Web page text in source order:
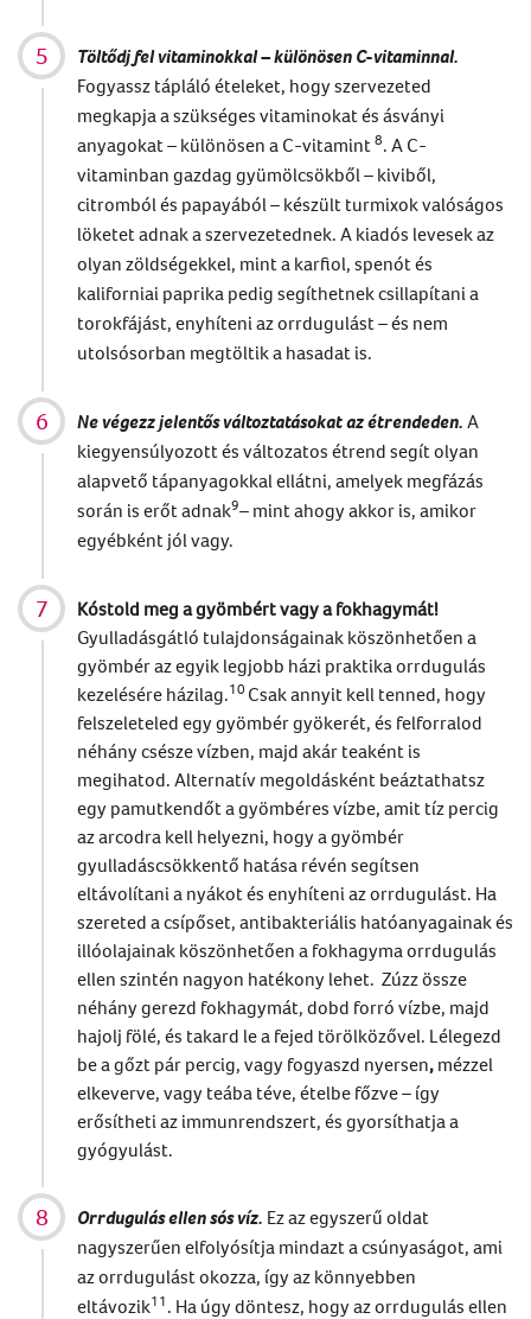
Töltődj fel vitaminokkal – különösen C-vitaminnal.
Fogyassz tápláló ételeket, hogy szervezeted
megkapja a szükséges vitaminokat és ásványi
anyagokat – különösen a C-vitamint 8. A C-
vitaminban gazdag gyümölcsökből – kiviből,
citromból és papayából – készült turmixok valóságos
löketet adnak a szervezetednek. A kiadós levesek az
olyan zöldségekkel, mint a karfiol, spenót és
kaliforniai paprika pedig segíthetnek csillapítani a
torokfájást, enyhíteni az orrdugulást – és nem
utolsósorban megtöltik a hasadat is.
Ne végezz jelentős változtatásokat az étrendeden. A
kiegyensúlyozott és változatos étrend segít olyan
alapvető tápanyagokkal ellátni, amelyek megfázás
során is erőt adnak9– mint ahogy akkor is, amikor
egyébként jól vagy.
Kóstold meg a gyömbért vagy a fokhagymát!
Gyulladásgátló tulajdonságainak köszönhetően a
gyömbér az egyik legjobb házi praktika orrdugulás
kezelésére házilag.10 Csak annyit kell tenned, hogy
felszeleteled egy gyömbér gyökerét, és felforralod
néhány csésze vízben, majd akár teaként is
megihatod. Alternatív megoldásként beáztathatsz
egy pamutkendőt a gyömbéres vízbe, amit tíz percig
az arcodra kell helyezni, hogy a gyömbér
gyulladáscsökkentő hatása révén segítsen
eltávolítani a nyákot és enyhíteni az orrdugulást. Ha
szereted a csípőset, antibakteriális hatóanyagainak és
illóolajainak köszönhetően a fokhagyma orrdugulás
ellen szintén nagyon hatékony lehet. Zúzz össze
néhány gerezd fokhagymát, dobd forró vízbe, majd
hajolj fölé, és takard le a fejed törölközővel. Lélegezd
be a gőzt pár percig, vagy fogyaszd nyersen, mézzel
elkeverve, vagy teába téve, ételbe főzve – így
erősítheti az immunrendszert, és gyorsíthatja a
gyógyulást.
Orrdugulás ellen sós víz. Ez az egyszerű oldat
nagyszerűen elfolyósítja mindazt a csúnyaságot, ami
azorrdugulást okozza, így az könnyebben
eltávozik11 . Ha úgy döntesz, hogy azorrdugulás ellen